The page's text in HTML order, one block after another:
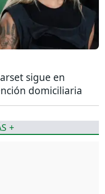
sigue en
domiciliaria
+